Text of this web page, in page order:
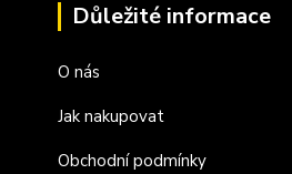
Důležité informace
O nás
Jak nakupovat
Obchodní podmínky